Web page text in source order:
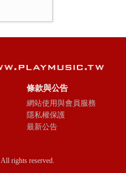
條款與公告
網站使用與會員服務
隱私權保護
最新公告
rights reserved.